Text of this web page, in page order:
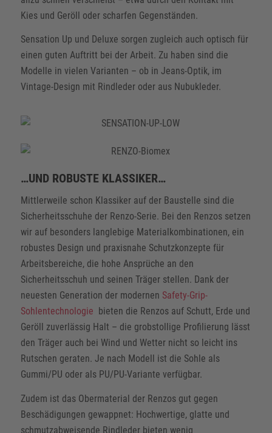
Kies und Geröll oder scharfen Gegenständen.
Sensation Up und Deluxe sorgen zugleich auch optisch für
einen guten Auftritt bei der Arbeit. Zu haben sind die
Modelle in vielen Varianten – ob in Jeans-Optik, im
Vintage-Design mit Rindleder oder aus Nubukleder.
…UND ROBUSTE KLASSIKER…
Mittlerweile schon Klassiker auf der Baustelle sind die
Sicherheitsschuhe der Renzo-Serie. Bei den Renzos setzen
wir auf besonders langlebige Materialkombinationen, ein
robustes Design und praxisnahe Schutzkonzepte für
Arbeitsbereiche, die hohe Ansprüche an den
Sicherheitsschuh und seinen Träger stellen. Dank der
neuesten Generation der modernen Safety-Grip-
Sohlentechnologie bieten die Renzos auf Schutt, Erde und
Geröll zuverlässig Halt – die grobstollige Profilierung lässt
den Träger auch bei Wind und Wetter nicht so leicht ins
Rutschen geraten. Je nach Modell ist die Sohle als
Gummi/PU oder als PU/PU-Variante verfügbar.
Zudem ist das Obermaterial der Renzos gut gegen
Beschädigungen gewappnet: Hochwertige, glatte und
schmutzabweisende Rindleder bieten wenig